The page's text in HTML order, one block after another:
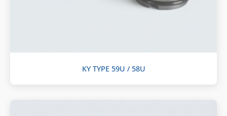
KY TYPE 59U / 58U